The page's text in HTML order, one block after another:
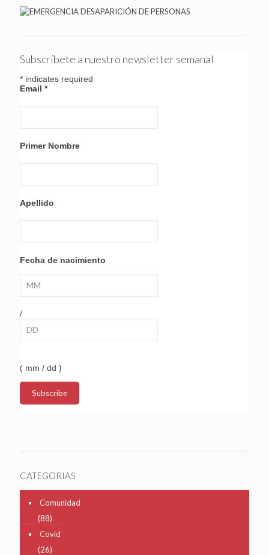
Subscríbete a nuestro newsletter semanal
* indicates required
Email *
Primer Nombre
Apellido
Fecha de nacimiento
/
( mm / dd )
CATEGORIAS
Comunidad
(88)
Covid
(26)